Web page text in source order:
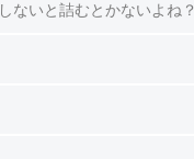
ないと詰むとかないよね？